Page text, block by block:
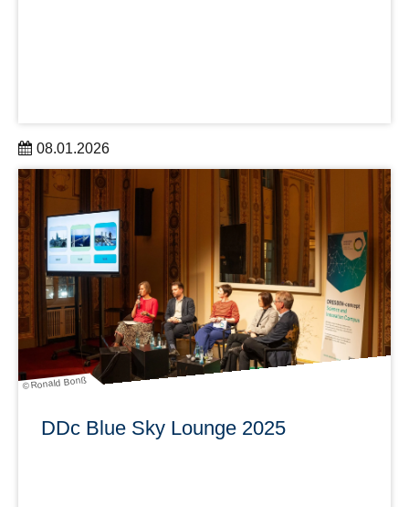
08.01.2026
Gelungener Start ins neue Jahr: DRESDEN-concept
nimmt zum 01.01.2026 zwei neue Mitglieder auf und
umfasst damit nun 45 Partnereinrichtungen.
mehr erfahren
© Ronald Bonß
DDc Blue Sky Lounge 2025